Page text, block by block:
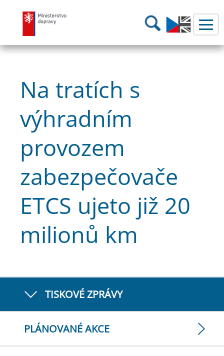
Ministerstvo dopravy Hledání
Na tratích s
výhradním
provozem
zabezpečovače
ETCS ujeto již 20
milionů km
TISKOVÉ ZPRÁVY
PLÁNOVANÉ AKCE